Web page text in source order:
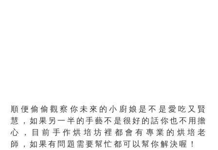
順便偷偷觀察你未來的小廚娘是不是愛吃又賢
慧，如果另一半的手藝不是很好的話你也不用擔
心，目前手作烘培坊裡都會有專業的 烘培老
師
，如果有問題需要幫忙都可以幫你解決喔！